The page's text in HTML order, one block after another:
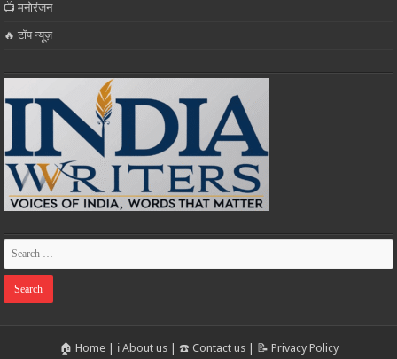
📺 मनोरंजन
🔥 टॉप न्यूज़
🏠 Home| ℹ️ About us| ☎️ Contact us|
📝 Privacy Policy